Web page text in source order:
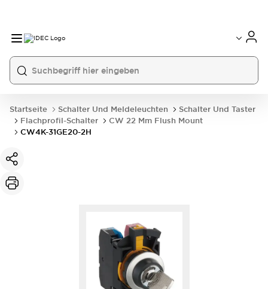
Startseite Schalter Und Meldeleuchten
Schalter Und Taster
Flachprofil-Schalter
CW 22 Mm Flush Mount
CW4K-31GE20-2H